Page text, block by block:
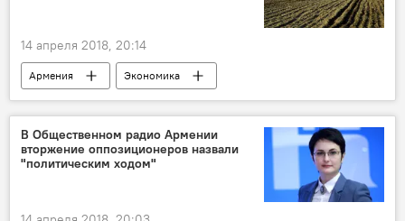
14 апреля 2018, 20:14
Армения
Экономика
Армянская АЭС
Армянская атомная электрическая станция
В Общественном радио Армении
вторжение оппозиционеров назвали
"политическим ходом"